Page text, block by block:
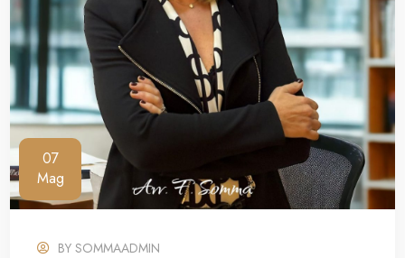
07
Mag
BYSOMMAADMIN